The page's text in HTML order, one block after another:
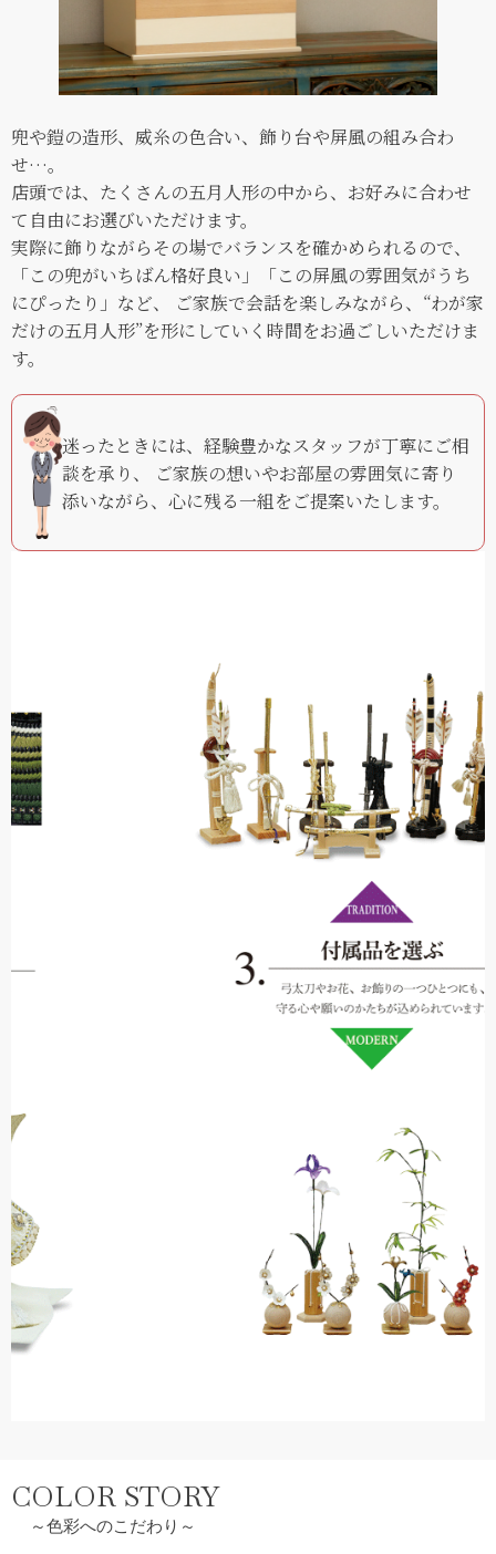
兜や鎧の造形、威糸の色合い、飾り台や屏風の組み合わ
せ…。
店頭では、たくさんの五月人形の中から、お好みに合わせ
て自由にお選びいただけます。
実際に飾りながらその場でバランスを確かめられるので、
「この兜がいちばん格好良い」「この屏風の雰囲気がうち
にぴったり」など、 ご家族で会話を楽しみながら、“わが家
だけの五月人形”を形にしていく時間をお過ごしいただけま
す。
迷ったときには、経験豊かなスタッフが丁寧にご相
談を承り、 ご家族の想いやお部屋の雰囲気に寄り
添いながら、心に残る一組をご提案いたします。
COLOR STORY
～色彩へのこだわり～